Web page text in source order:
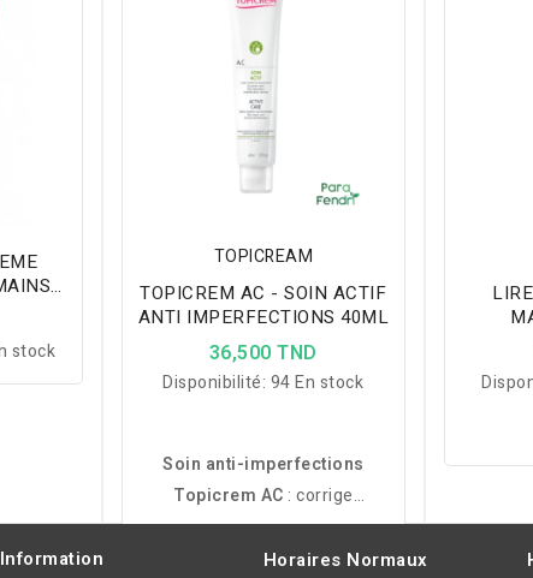
stock
TOPICREAM
TOPICREM AC - SOIN ACTIF
ANTI IMPERFECTIONS 40ML
36,500 TND
Disponibilité: 94 En stock
Soin anti-imperfections
Topicrem AC : corrige
boutons, apaise et hydrate
24h. Résultats visibles dès 6
Information Horaires Normaux